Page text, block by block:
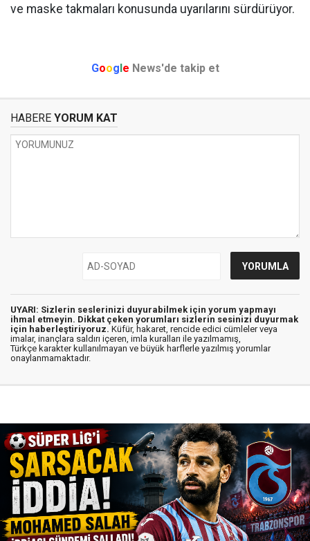
ve maske takmaları konusunda uyarılarını sürdürüyor.
Google News'de takip et
HABERE YORUM KAT
UYARI: Sizlerin seslerinizi duyurabilmek için yorum yapmayı
ihmal etmeyin. Dikkat çeken yorumları sizlerin sesinizi duyurmak
için haberleştiriyoruz. Küfür, hakaret, rencide edici cümleler veya
imalar, inançlara saldırı içeren, imla kuralları ile yazılmamış,
Türkçe karakter kullanılmayan ve büyük harflerle yazılmış yorumlar
onaylanmamaktadır.